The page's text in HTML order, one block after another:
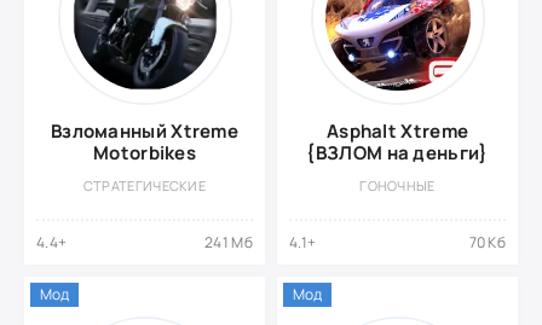
Взломанный Xtreme
Motorbikes
СТРАТЕГИЧЕСКИЕ
4.4+ 241 Мб
Asphalt Xtreme
{ВЗЛОМ на деньги}
ГОНОЧНЫЕ
4.1+ 70 Кб
Мод Мод